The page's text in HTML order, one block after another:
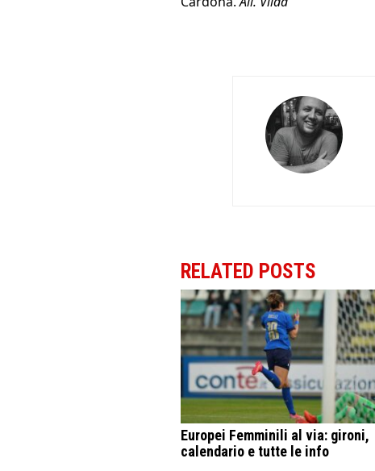
RELATED POSTS
Europei Femminili al via: gironi,
calendario e tutte le info